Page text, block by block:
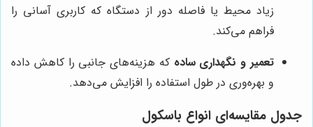
زیاد محیط یا فاصله دور از دستگاه که کاربری آسانی را
فراهم می‌کند.
تعمیر و نگهداری ساده که هزینه‌های جانبی را کاهش داده
و بهره‌وری در طول استفاده را افزایش می‌دهد.
جدول مقایسه‌ای انواع باسکول